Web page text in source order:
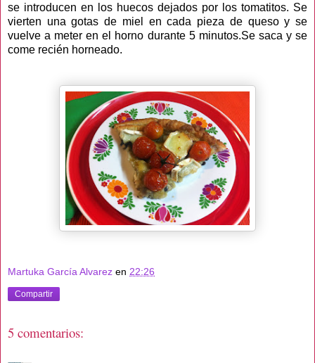
se introducen en los huecos dejados por los tomatitos. Se
vierten una gotas de miel en cada pieza de queso y se
vuelve a meter en el horno durante 5 minutos.Se saca y se
come recién horneado.
Martuka García Alvarez en 22:26
Compartir
5 comentarios: